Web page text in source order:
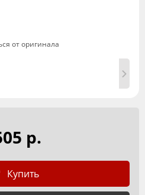
от оригинала
р.
Купить